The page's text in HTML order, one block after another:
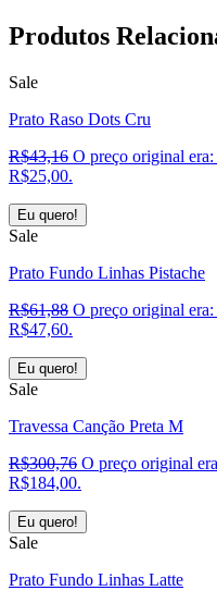
Produtos
Sale
Prato Raso Dots Cru
R$43,16 O preço original
R$25,00.
Eu quero!
Sale
Prato Fundo Linhas Pistache
R$61,88 O preço original
R$47,60.
Eu quero!
Sale
Travessa Canção Preta M
R$300,76 O preço original
R$184,00.
Eu quero!
Sale
Prato Fundo Linhas Latte